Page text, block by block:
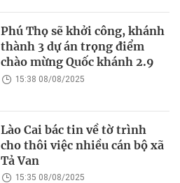
Phú Thọ sẽ khởi công, khánh
thành 3 dự án trọng điểm
chào mừng Quốc khánh 2.9
15:38 08/08/2025
Lào Cai bác tin về tờ trình
cho thôi việc nhiều cán bộ xã
Tả Van
15:35 08/08/2025